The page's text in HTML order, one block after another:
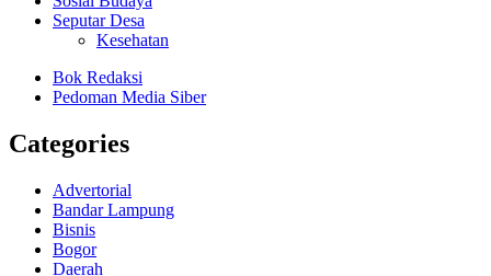
Seputar Desa
Kesehatan
Bok Redaksi
Pedoman Media Siber
Categories
Advertorial
Bandar Lampung
Bisnis
Bogor
Daerah